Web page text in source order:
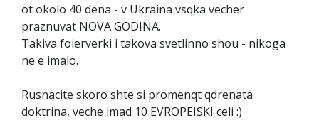
ot okolo 40 dena - v Ukraina vsqka vecher
praznuvat NOVA GODINA.
Takiva foierverki i takova svetlinno shou - nikoga
ne e imalo.
Rusnacite skoro shte si promenqt qdrenata
doktrina, veche imad 10 EVROPEISKI celi :)